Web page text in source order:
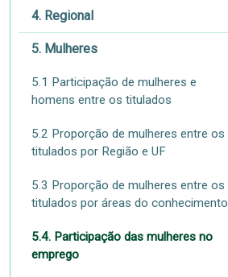
4. Regional
5. Mulheres
5.1 Participação de mulheres e
homens entre os titulados
5.2 Proporção de mulheres entre os
titulados por Região e UF
5.3 Proporção de mulheres entre os
titulados por áreas do conhecimento
5.4. Participação das mulheres no
emprego